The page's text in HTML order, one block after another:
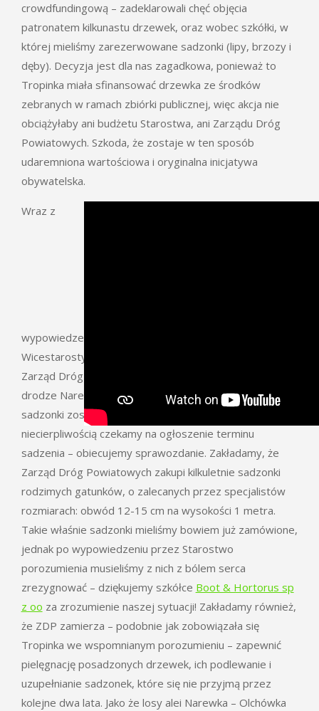
crowdfundingową – zadeklarowali chęć objęcia
patronatem kilkunastu drzewek, oraz wobec szkółki, w
której mieliśmy zarezerwowane sadzonki (lipy, brzozy i
dęby). Decyzja jest dla nas zagadkowa, ponieważ to
Tropinka miała sfinansować drzewka ze środków
zebranych w ramach zbiórki publicznej, więc akcja nie
obciążyłaby ani budżetu Starostwa, ani Zarządu Dróg
Powiatowych. Szkoda, że zostaje w ten sposób
udaremniona wartościowa i oryginalna inicjatywa
obywatelska.
Wraz z
wypowiedzeniem porozumienia otrzymaliśmy od Pani
Wicestarosty Joanny Kojło informację, że
Zarząd Dróg Powiatowych dokona nasadzeń przy
drodze Narewka-Olchówka – bez udziału Tropinki – zaś
sadzonki zostaną pozyskane z lokalnych nadleśnictw. Z
niecierpliwością czekamy na ogłoszenie terminu
sadzenia – obiecujemy sprawozdanie. Zakładamy, że
Zarząd Dróg Powiatowych zakupi kilkuletnie sadzonki
rodzimych gatunków, o zalecanych przez specjalistów
rozmiarach: obwód 12-15 cm na wysokości 1 metra.
Takie właśnie sadzonki mieliśmy bowiem już zamówione,
jednak po wypowiedzeniu przez Starostwo
porozumienia musieliśmy z nich z bólem serca
zrezygnować – dziękujemy szkółce Boot & Hortorus sp
z oo za zrozumienie naszej sytuacji! Zakładamy również,
że ZDP zamierza – podobnie jak zobowiązała się
Tropinka we wspomnianym porozumieniu – zapewnić
pielęgnację posadzonych drzewek, ich podlewanie i
uzupełnianie sadzonek, które się nie przyjmą przez
kolejne dwa lata. Jako że losy alei Narewka – Olchówka